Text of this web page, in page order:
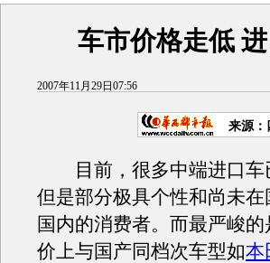
车市价格走低
2007年11月29日07:56
来源：
目前，很多中端进口车
但是部分极具个性和尚未
国内的消费者。而最严峻
价上与国产同档次车型如本